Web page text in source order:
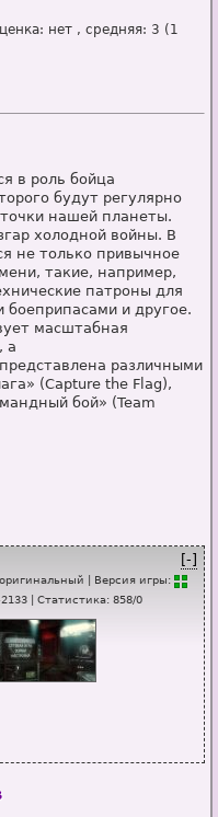
нет , средняя: 3 ( 1
в роль бойца
будут регулярно
нашей планеты.
холодной войны. В
не только привычное
такие, например,
патроны для
боеприпасами и другое.
масштабная
а
различными
(Capture the Flag),
бой» (Team
[-]
оригинальный
| Версия игры:
2133 Статистика: 858/0